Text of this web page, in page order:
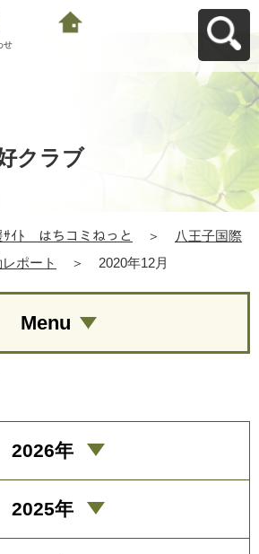
せ
クラブ
ｻｲﾄ はちコミねっと ＞
八王子国際
ポート ＞ 2020年12月
Menu
2026年
2025年